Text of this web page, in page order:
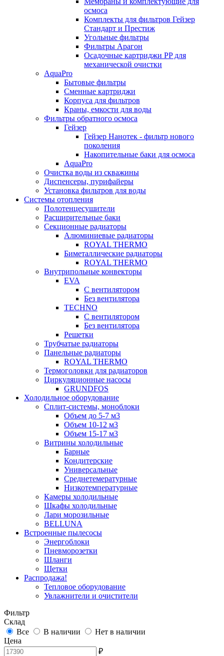
осмоса
Комплекты для фильтров Гейзер
Стандарт и Престиж
Угольные фильтры
Фильтры Арагон
Осадочные картриджи PP для
механической очистки
AquaPro
Бытовые фильтры
Сменные картриджи
Корпуса для фильтров
Краны, емкости для воды
Фильтры обратного осмоса
Гейзер
Гейзер Нанотек - фильтр нового
поколения
Накопительные баки для осмоса
AquaPro
Очистка воды из скважины
Диспенсеры, пурифайеры
Установка фильтров для воды
Системы отопления
Полотенцесушители
Расширительные баки
Секционные радиаторы
Алюминиевые радиаторы
ROYAL THERMO
Биметаллические радиаторы
ROYAL THERMO
Внутрипольные конвекторы
EVA
С вентилятором
Без вентилятора
TECHNO
С вентилятором
Без вентилятора
Решетки
Трубчатые радиаторы
Панельные радиаторы
ROYAL THERMO
Термоголовки для радиаторов
Циркуляционные насосы
GRUNDFOS
Холодильное оборудование
Сплит-системы, моноблоки
Объем до 5-7 м3
Объем 10-12 м3
Объем 15-17 м3
Витрины холодильные
Барные
Кондитерские
Универсальные
Среднетемературные
Низкотемпературные
Камеры холодильные
Шкафы холодильные
Лари морозильные
BELLUNA
Встроенные пылесосы
Энергоблоки
Пневморозетки
Шланги
Щетки
Распродажа!
Тепловое оборудование
Увлажнители и очистители
Фильтр
Склад
Все
В наличии
Нет в наличии
Цена
₽